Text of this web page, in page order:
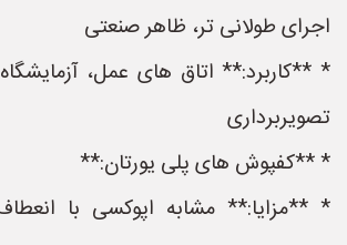
اجرای طولانی تر، ظاهر صنعتی
* **کاربرد:** اتاق های عمل،
تصویربرداری
* **کفپوش های پلی یورتان:**
* **مزایا:** مشابه اپوکسی با